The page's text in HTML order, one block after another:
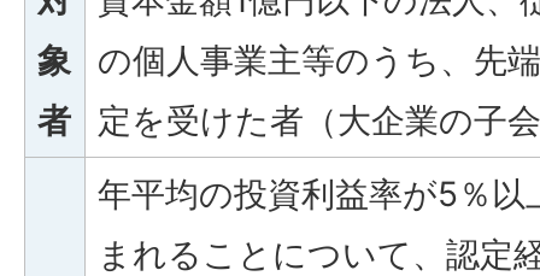
象
者
の個人事業主等のうち、先
定を受けた者（大企業の子
年平均の投資利益率が5％
まれることについて、認定